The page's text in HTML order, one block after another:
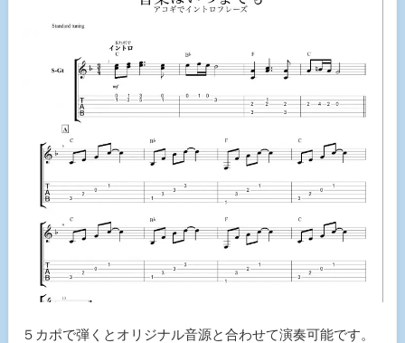
５カポで弾くとオリジナル音源と合わせて演奏可能です。